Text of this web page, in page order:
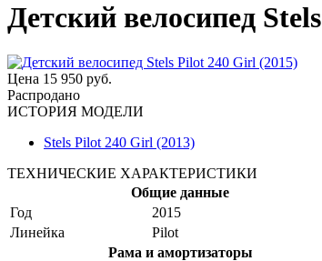
Детский велосипед
Цена 15 950 руб.
Распродано
ИСТОРИЯ МОДЕЛИ
Stels Pilot 240 Girl (2013)
ТЕХНИЧЕСКИЕ ХАРАКТЕРИСТИКИ
Общие данные
Год
2015
Линейка
Pilot
Рама и амортизаторы